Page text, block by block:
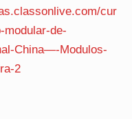
cur
de-
China—-Modulos-
2